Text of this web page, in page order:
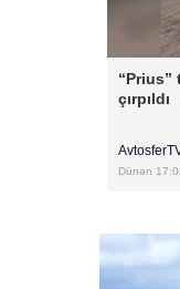
“Prius”
çırpıldı
Dünən